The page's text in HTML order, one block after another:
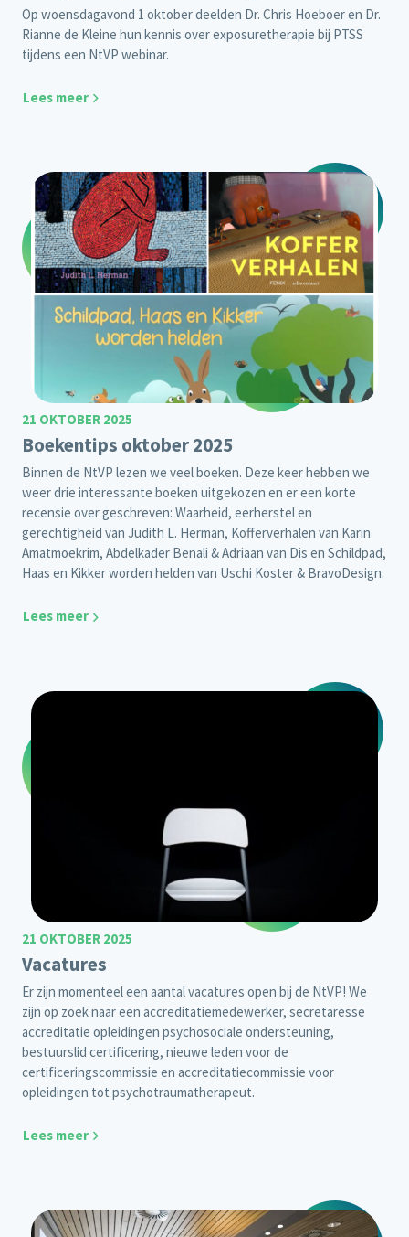
Op woensdagavond 1 oktober deelden Dr. Chris Hoeboer en Dr.
Rianne de Kleine hun kennis over exposuretherapie bij PTSS
tijdens een NtVP webinar.
Lees meer
21 OKTOBER 2025
Boekentips oktober 2025
Binnen de NtVP lezen we veel boeken. Deze keer hebben we
weer drie interessante boeken uitgekozen en er een korte
recensie over geschreven: Waarheid, eerherstel en
gerechtigheid van Judith L. Herman, Kofferverhalen van Karin
Amatmoekrim, Abdelkader Benali & Adriaan van Dis en Schildpad,
Haas en Kikker worden helden van Uschi Koster & BravoDesign.
Lees meer
21 OKTOBER 2025
Vacatures
Er zijn momenteel een aantal vacatures open bij de NtVP! We
zijn op zoek naar een accreditatiemedewerker, secretaresse
accreditatie opleidingen psychosociale ondersteuning,
bestuurslid certificering, nieuwe leden voor de
certificeringscommissie en accreditatiecommissie voor
opleidingen tot psychotraumatherapeut.
Lees meer